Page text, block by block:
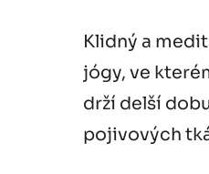
Klidný a
jógy, ve
drží delší
pojivových